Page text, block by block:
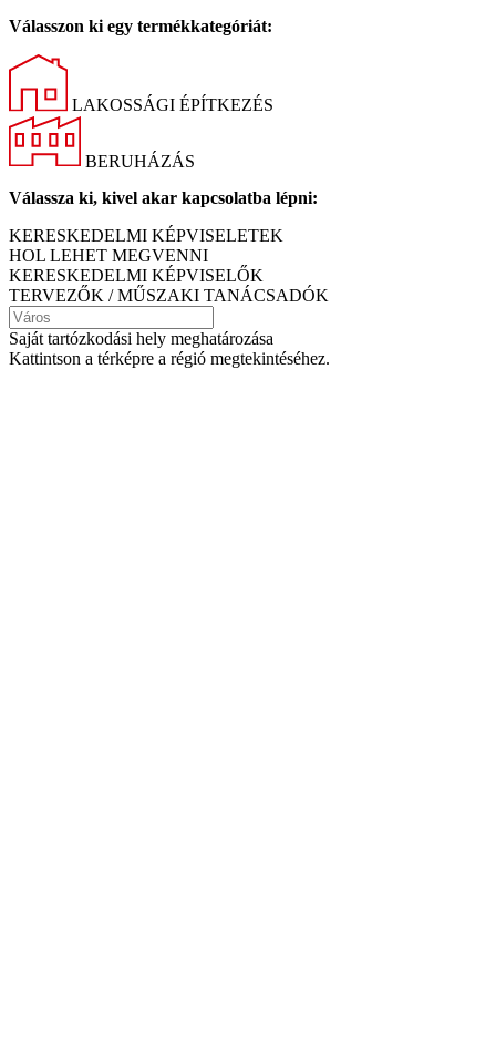
Válasszon ki egy termékkategóriát:
LAKOSSÁGI ÉPÍTKEZÉS
BERUHÁZÁS
Válassza ki, kivel akar kapcsolatba lépni:
KERESKEDELMI KÉPVISELETEK
HOL LEHET MEGVENNI
KERESKEDELMI KÉPVISELŐK
TERVEZŐK / MŰSZAKI TANÁCSADÓK
Saját tartózkodási hely meghatározása
Kattintson a térképre a régió megtekintéséhez.